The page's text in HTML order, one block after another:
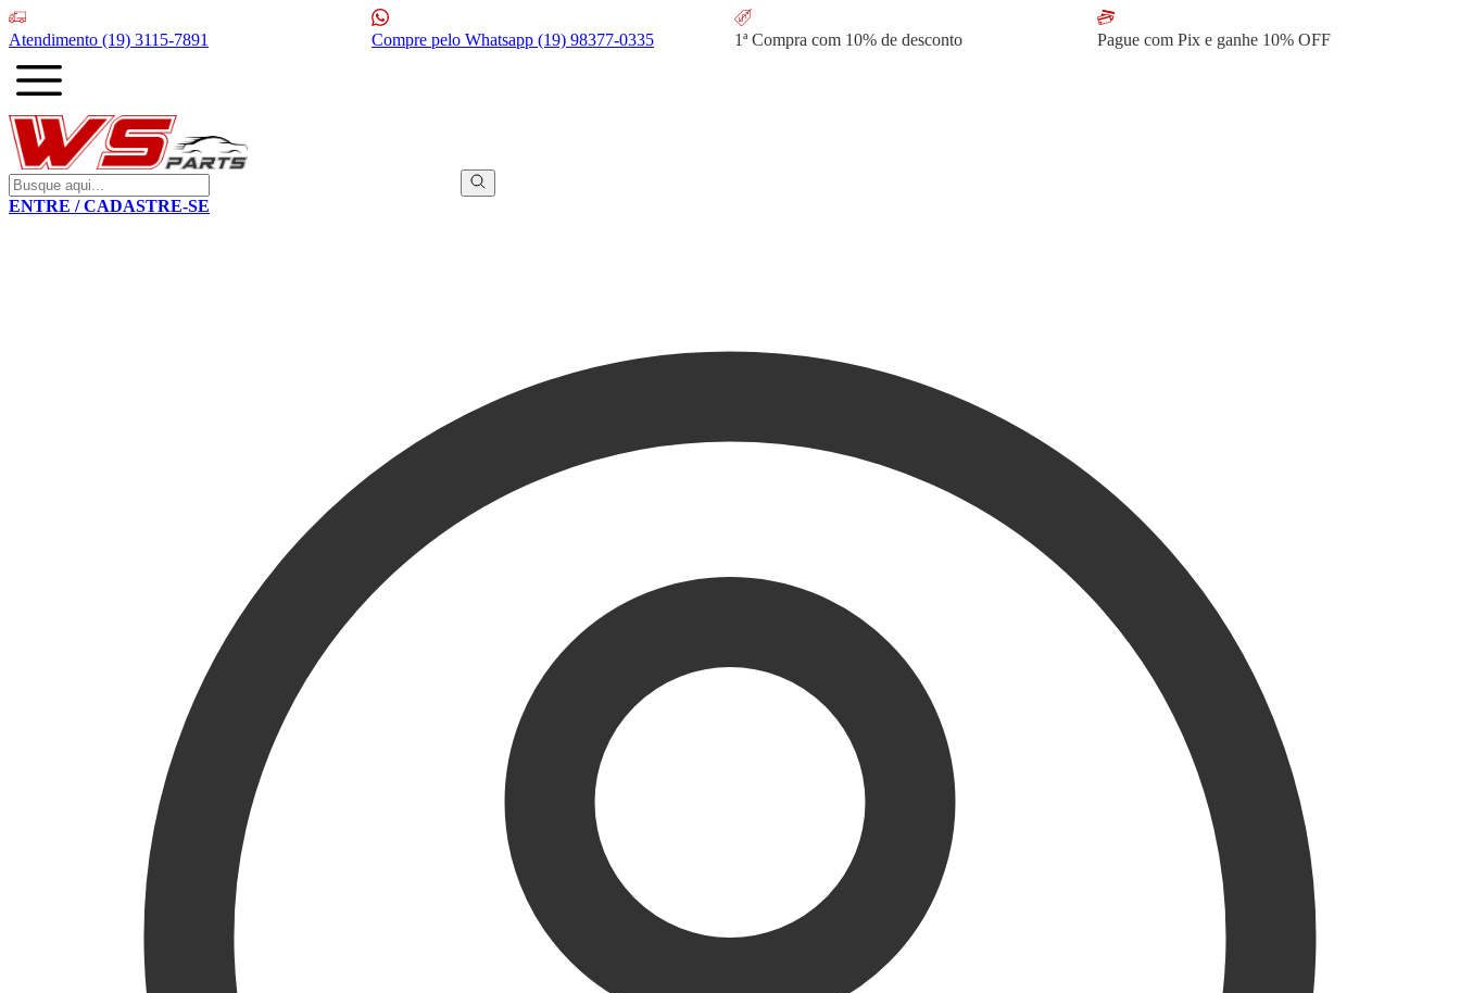
Atendimento (19) 3115-7891 Compre pelo Whatsapp (19) 98377-0335 1ª Compra com 10% de desconto Pague com Pix e ganhe 10% OFF
ENTRE / CADASTRE-SE